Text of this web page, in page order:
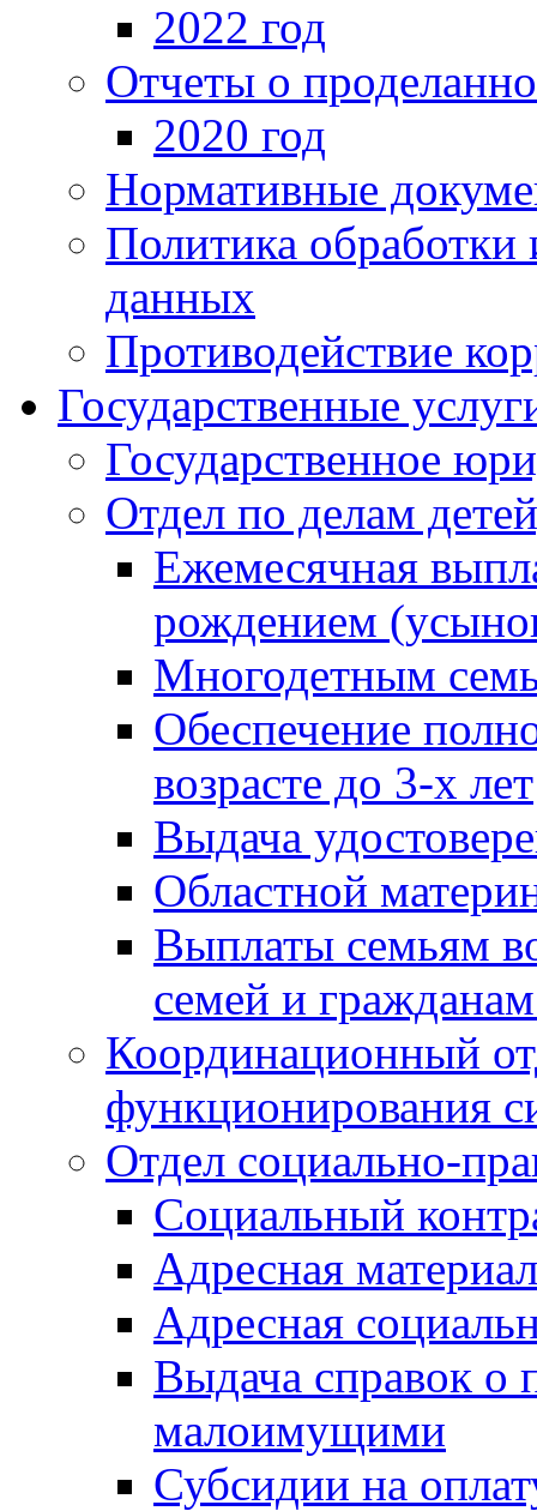
2022 год
Отчеты о
2020 год
Нормативные
Политика
данных
Противодействие
Государственные
Государственное
Отдел по делам
Ежемесячная
рождением
Многодетным
Обеспечение
возрасте до 3-х лет
Выдача
Областной
Выплаты семьям
семей и
Координационный
функционирования
Отдел социально-
Социальный
Адресная
Адресная
Выдача справок о
малоимущими
Субсидии на